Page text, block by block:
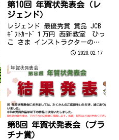
第10回 年賀状発表会（レ
ジェンド）
レジェンド 最優秀賞 賞品 JCB
ｷﾞﾌﾄｶｰﾄﾞ１万円 西新教室 ひっ
こ さま インストラクターのコ
メント 2年連続"レジェンド最優
す！ Wordの達人が揃うレジェン
ド部門での2連覇！さすがです＾
＾ 昨年、最優...
2020.02.17
年賀状発表会
第8回 年賀状発表会（プラ
チナ賞）